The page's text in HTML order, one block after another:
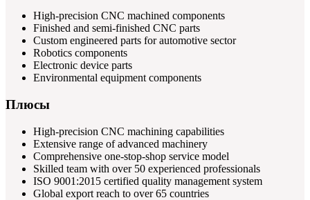
High-precision CNC machined components
Finished and semi-finished CNC parts
Custom engineered parts for automotive sector
Robotics components
Electronic device parts
Environmental equipment components
Плюсы
High-precision CNC machining capabilities
Extensive range of advanced machinery
Comprehensive one-stop-shop service model
Skilled team with over 50 experienced professionals
ISO 9001:2015 certified quality management system
Global export reach to over 65 countries